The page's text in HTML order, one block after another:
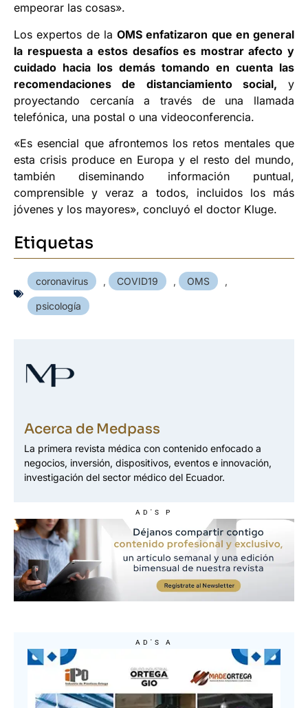
empeorar las cosas».
Los expertos de la OMS enfatizaron que en general
la respuesta a estos desafíos es mostrar afecto y
cuidado hacia los demás tomando en cuenta las
recomendaciones de distanciamiento social, y
proyectando cercanía a través de una llamada
telefónica, una postal o una videoconferencia.
«Es esencial que afrontemos los retos mentales que
esta crisis produce en Europa y el resto del mundo,
también diseminando información puntual,
comprensible y veraz a todos, incluidos los más
jóvenes y los mayores», concluyó el doctor Kluge.
Etiquetas
coronavirus , COVID19 , OMS ,
psicología
Acerca de Medpass
La primera revista médica con contenido enfocado a
negocios, inversión, dispositivos, eventos e innovación,
investigación del sector médico del Ecuador.
AD'S P
AD'S A